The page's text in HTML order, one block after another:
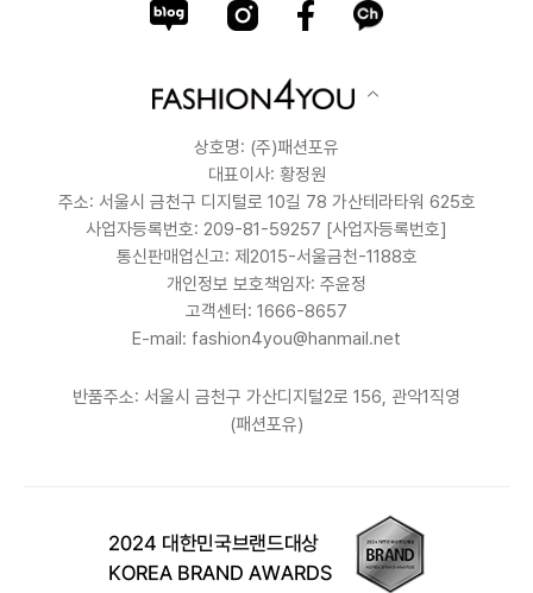
상호명: (주)패션포유
대표이사: 황정원
주소: 서울시 금천구 디지털로 10길 78 가산테라타워 625호
사업자등록번호: 209-81-59257 [사업자등록번호]
통신판매업신고: 제2015-서울금천-1188호
개인정보 보호책임자: 주윤정
고객센터: 1666-8657
E-mail: fashion4you@hanmail.net
반품주소: 서울시 금천구 가산디지털2로 156, 관악1직영
(패션포유)